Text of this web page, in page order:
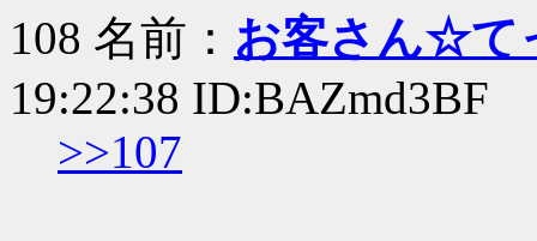
108 名前： お客さん☆て
19:22:38 ID:BAZmd3BF
>>107